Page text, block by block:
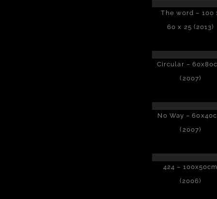
The word – 100
60 x 25 (2013)
Circular –
(2007)
No Way –
(2007)
424 – 100x50cm
(2006)